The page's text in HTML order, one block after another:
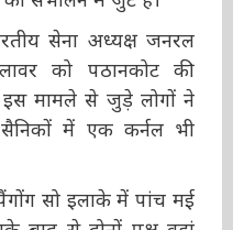
स्थिति को संभालने
सेना अध्यक्ष जनरल
को पठानकोट की
इस मामले से जुड़े लोगों ने
में एक कर्नल भी